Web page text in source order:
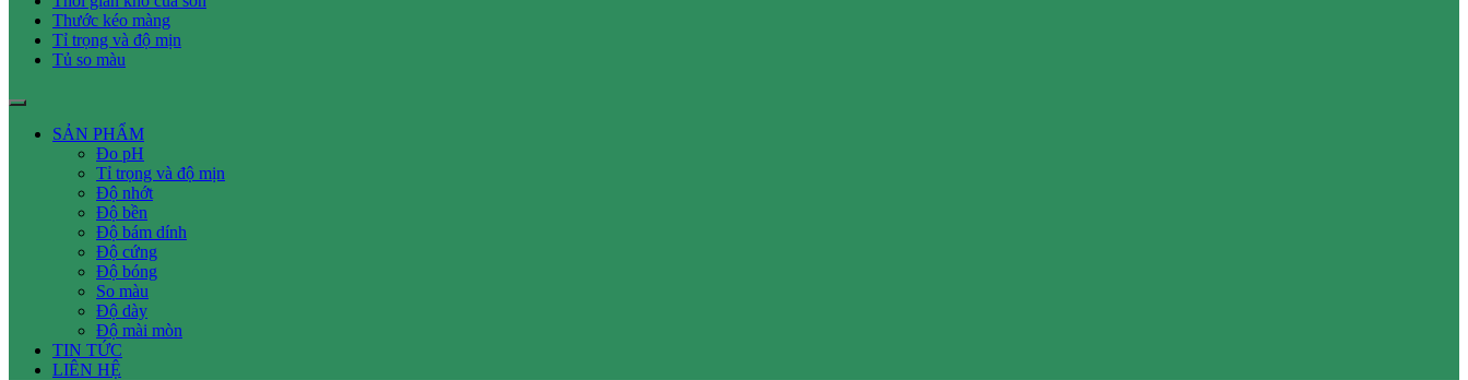
Thước kéo màng
Tỉ trọng và độ mịn
Tủ so màu
SẢN PHẨM
Đo pH
Tỉ trọng và độ mịn
Độ nhớt
Độ bền
Độ bám dính
Độ cứng
Độ bóng
So màu
Độ dày
Độ mài mòn
TIN TỨC
LIÊN HỆ